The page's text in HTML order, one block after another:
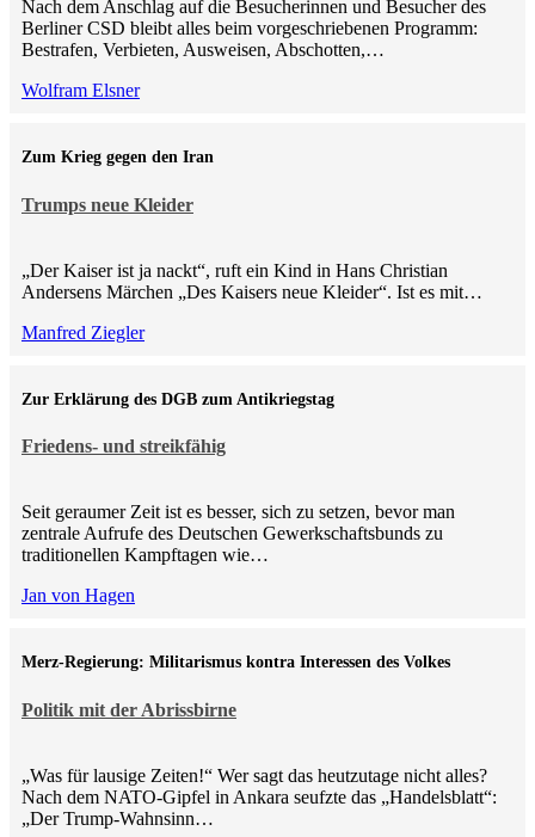
Nach dem Anschlag auf die Besucherinnen und Besucher des
Berliner CSD bleibt alles beim vorgeschriebenen Programm:
Bestrafen, Verbieten, Ausweisen, Abschotten,…
Wolfram Elsner
Trumps neue Kleider
Zum Krieg gegen den Iran
„Der Kaiser ist ja nackt“, ruft ein Kind in Hans Christian
Andersens Märchen „Des Kaisers neue Kleider“. Ist es mit…
Manfred Ziegler
Friedens- und streikfähig
Zur Erklärung des DGB zum Antikriegstag
Seit geraumer Zeit ist es besser, sich zu setzen, bevor man
zentrale Aufrufe des Deutschen Gewerkschaftsbunds zu
traditionellen Kampftagen wie…
Jan von Hagen
Politik mit der Abrissbirne
Merz-Regierung: Militarismus kontra Inte­ressen des Volkes
„Was für lausige Zeiten!“ Wer sagt das heutzutage nicht alles?
Nach dem NATO-Gipfel in Ankara seufzte das „Handelsblatt“:
„Der Trump-Wahnsinn…